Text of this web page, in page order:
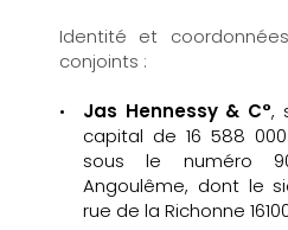
Identité et
conjoints :
Jas Hennessy & C°,
capital de 16 588
sous le numéro
Angoulême, dont le
rue de la Richonne